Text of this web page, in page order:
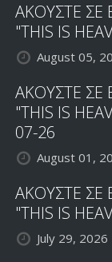
ΑΚΟΥΣΤΕ
"THIS IS
August 05,
ΑΚΟΥΣΤΕ
"THIS IS
07-26
August 01,
ΑΚΟΥΣΤΕ
"THIS IS
July 29, 2026